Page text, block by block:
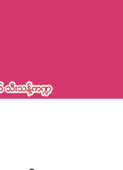
လိုက်ပါ